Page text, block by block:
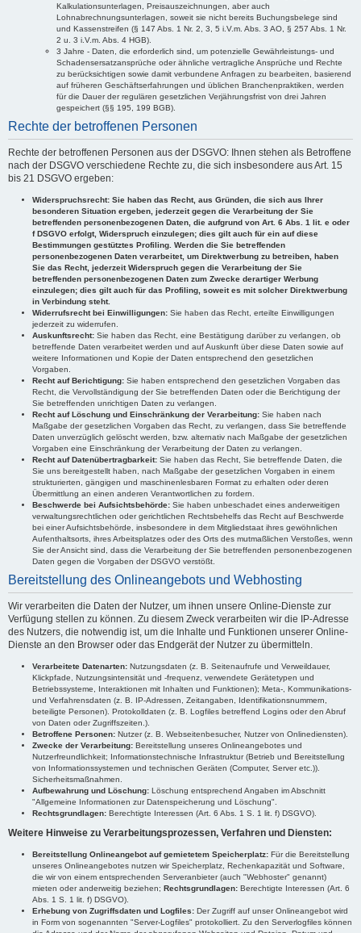
Kalkulationsunterlagen, Preisauszeichnungen, aber auch
Lohnabrechnungsunterlagen, soweit sie nicht bereits Buchungsbelege sind
und Kassenstreifen (§ 147 Abs. 1 Nr. 2, 3, 5 i.V.m. Abs. 3 AO, § 257 Abs. 1 Nr.
2 u. 3 i.V.m. Abs. 4 HGB).
3 Jahre - Daten, die erforderlich sind, um potenzielle Gewährleistungs- und
Schadensersatzansprüche oder ähnliche vertragliche Ansprüche und Rechte
zu berücksichtigen sowie damit verbundene Anfragen zu bearbeiten, basierend
auf früheren Geschäftserfahrungen und üblichen Branchenpraktiken, werden
für die Dauer der regulären gesetzlichen Verjährungsfrist von drei Jahren
gespeichert (§§ 195, 199 BGB).
Rechte der betroffenen Personen
Rechte der betroffenen Personen aus der DSGVO: Ihnen stehen als Betroffene
nach der DSGVO verschiedene Rechte zu, die sich insbesondere aus Art. 15
bis 21 DSGVO ergeben:
Widerspruchsrecht: Sie haben das Recht, aus Gründen, die sich aus Ihrer
besonderen Situation ergeben, jederzeit gegen die Verarbeitung der Sie
betreffenden personenbezogenen Daten, die aufgrund von Art. 6 Abs. 1 lit. e oder
f DSGVO erfolgt, Widerspruch einzulegen; dies gilt auch für ein auf diese
Bestimmungen gestütztes Profiling. Werden die Sie betreffenden
personenbezogenen Daten verarbeitet, um Direktwerbung zu betreiben, haben
Sie das Recht, jederzeit Widerspruch gegen die Verarbeitung der Sie
betreffenden personenbezogenen Daten zum Zwecke derartiger Werbung
einzulegen; dies gilt auch für das Profiling, soweit es mit solcher Direktwerbung
in Verbindung steht.
Widerrufsrecht bei Einwilligungen: Sie haben das Recht, erteilte Einwilligungen
jederzeit zu widerrufen.
Auskunftsrecht: Sie haben das Recht, eine Bestätigung darüber zu verlangen, ob
betreffende Daten verarbeitet werden und auf Auskunft über diese Daten sowie auf
weitere Informationen und Kopie der Daten entsprechend den gesetzlichen
Vorgaben.
Recht auf Berichtigung: Sie haben entsprechend den gesetzlichen Vorgaben das
Recht, die Vervollständigung der Sie betreffenden Daten oder die Berichtigung der
Sie betreffenden unrichtigen Daten zu verlangen.
Recht auf Löschung und Einschränkung der Verarbeitung: Sie haben nach
Maßgabe der gesetzlichen Vorgaben das Recht, zu verlangen, dass Sie betreffende
Daten unverzüglich gelöscht werden, bzw. alternativ nach Maßgabe der gesetzlichen
Vorgaben eine Einschränkung der Verarbeitung der Daten zu verlangen.
Recht auf Datenübertragbarkeit: Sie haben das Recht, Sie betreffende Daten, die
Sie uns bereitgestellt haben, nach Maßgabe der gesetzlichen Vorgaben in einem
strukturierten, gängigen und maschinenlesbaren Format zu erhalten oder deren
Übermittlung an einen anderen Verantwortlichen zu fordern.
Beschwerde bei Aufsichtsbehörde: Sie haben unbeschadet eines anderweitigen
verwaltungsrechtlichen oder gerichtlichen Rechtsbehelfs das Recht auf Beschwerde
bei einer Aufsichtsbehörde, insbesondere in dem Mitgliedstaat ihres gewöhnlichen
Aufenthaltsorts, ihres Arbeitsplatzes oder des Orts des mutmaßlichen Verstoßes, wenn
Sie der Ansicht sind, dass die Verarbeitung der Sie betreffenden personenbezogenen
Daten gegen die Vorgaben der DSGVO verstößt.
Bereitstellung des Onlineangebots und Webhosting
Wir verarbeiten die Daten der Nutzer, um ihnen unsere Online-Dienste zur
Verfügung stellen zu können. Zu diesem Zweck verarbeiten wir die IP-Adresse
des Nutzers, die notwendig ist, um die Inhalte und Funktionen unserer Online-
Dienste an den Browser oder das Endgerät der Nutzer zu übermitteln.
Verarbeitete Datenarten: Nutzungsdaten (z. B. Seitenaufrufe und Verweildauer,
Klickpfade, Nutzungsintensität und -frequenz, verwendete Gerätetypen und
Betriebssysteme, Interaktionen mit Inhalten und Funktionen); Meta-, Kommunikations-
und Verfahrensdaten (z. B. IP-Adressen, Zeitangaben, Identifikationsnummern,
beteiligte Personen). Protokolldaten (z. B. Logfiles betreffend Logins oder den Abruf
von Daten oder Zugriffszeiten.).
Betroffene Personen: Nutzer (z. B. Webseitenbesucher, Nutzer von Onlinediensten).
Zwecke der Verarbeitung: Bereitstellung unseres Onlineangebotes und
Nutzerfreundlichkeit; Informationstechnische Infrastruktur (Betrieb und Bereitstellung
von Informationssystemen und technischen Geräten (Computer, Server etc.)).
Sicherheitsmaßnahmen.
Aufbewahrung und Löschung: Löschung entsprechend Angaben im Abschnitt
"Allgemeine Informationen zur Datenspeicherung und Löschung".
Rechtsgrundlagen: Berechtigte Interessen (Art. 6 Abs. 1 S. 1 lit. f) DSGVO).
Weitere Hinweise zu Verarbeitungsprozessen, Verfahren und Diensten:
Bereitstellung Onlineangebot auf gemietetem Speicherplatz: Für die Bereitstellung
unseres Onlineangebotes nutzen wir Speicherplatz, Rechenkapazität und Software,
die wir von einem entsprechenden Serveranbieter (auch "Webhoster" genannt)
mieten oder anderweitig beziehen; Rechtsgrundlagen: Berechtigte Interessen (Art. 6
Abs. 1 S. 1 lit. f) DSGVO).
Erhebung von Zugriffsdaten und Logfiles: Der Zugriff auf unser Onlineangebot wird
in Form von sogenannten "Server-Logfiles" protokolliert. Zu den Serverlogfiles können